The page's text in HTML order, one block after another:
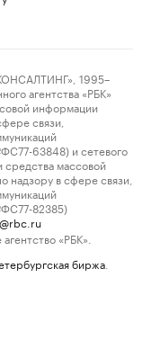
1995–
агентства «РБК»
информации
связи,
63848) и сетевого
средства массовой
в сфере связи,
82385)
«РБК».
биржа